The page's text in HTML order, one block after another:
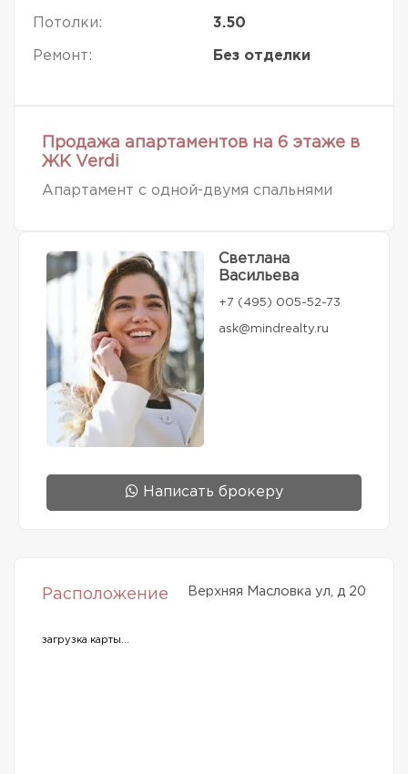
Потолки: 3.50
Ремонт: Без отделки
Продажа апартаментов на 6 этаже в
ЖК Verdi
Апартамент с одной-двумя спальнями
Светлана
Васильева
+7 (495) 005-52-73
ask@mindrealty.ru
Написать брокеру
Расположение Верхняя Масловка ул, д 20
загрузка карты...